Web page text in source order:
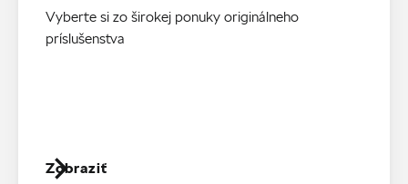
Vyberte si zo širokej ponuky originálneho
príslušenstva
Zobraziť